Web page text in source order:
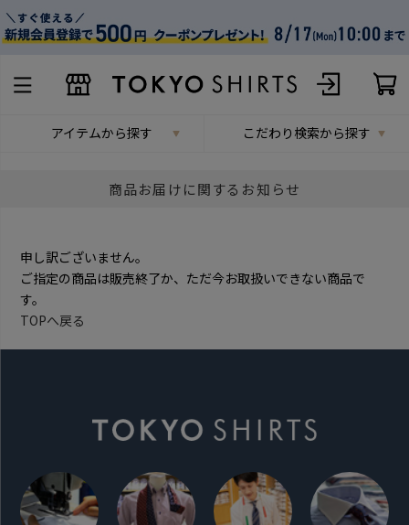
アイテムから探す こだわり検索から探す
商品お届けに関するお知らせ
申し訳ございません。
ご指定の商品は販売終了か、ただ今お取扱いできない商品で
す。
TOPへ戻る